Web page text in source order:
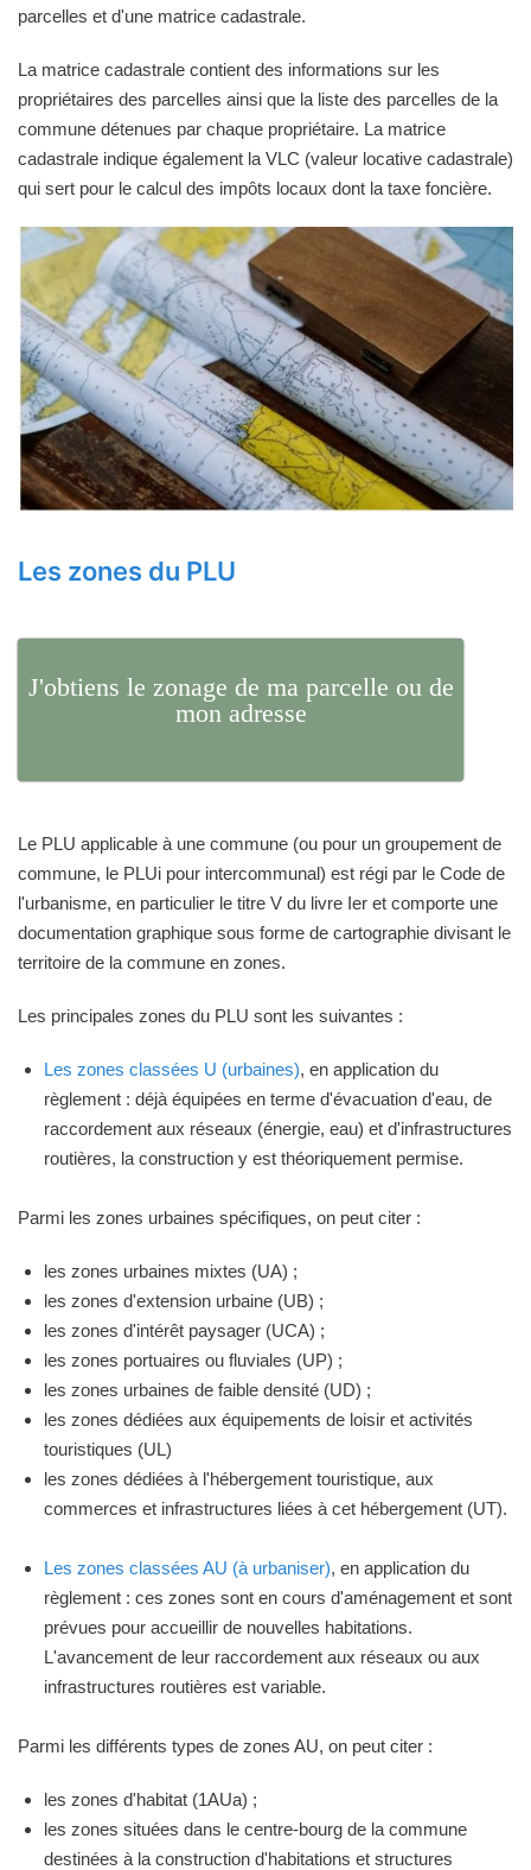
parcelles et d'une matrice cadastrale.
La matrice cadastrale contient des informations sur les
propriétaires des parcelles ainsi que la liste des parcelles de la
commune détenues par chaque propriétaire. La matrice
cadastrale indique également la VLC (valeur locative cadastrale)
qui sert pour le calcul des impôts locaux dont la taxe foncière.
Les zones du PLU
J'obtiens le zonage de ma parcelle ou de
mon adresse
Le PLU applicable à une commune (ou pour un groupement de
commune, le PLUi pour intercommunal) est régi par le Code de
l'urbanisme, en particulier le titre V du livre Ier et comporte une
documentation graphique sous forme de cartographie divisant le
territoire de la commune en zones.
Les principales zones du PLU sont les suivantes :
Les zones classées U (urbaines), en application du
règlement : déjà équipées en terme d'évacuation d'eau, de
raccordement aux réseaux (énergie, eau) et d'infrastructures
routières, la construction y est théoriquement permise.
Parmi les zones urbaines spécifiques, on peut citer :
les zones urbaines mixtes (UA) ;
les zones d'extension urbaine (UB) ;
les zones d'intérêt paysager (UCA) ;
les zones portuaires ou fluviales (UP) ;
les zones urbaines de faible densité (UD) ;
les zones dédiées aux équipements de loisir et activités
touristiques (UL)
les zones dédiées à l'hébergement touristique, aux
commerces et infrastructures liées à cet hébergement (UT).
Les zones classées AU (à urbaniser), en application du
règlement : ces zones sont en cours d'aménagement et sont
prévues pour accueillir de nouvelles habitations.
L'avancement de leur raccordement aux réseaux ou aux
infrastructures routières est variable.
Parmi les différents types de zones AU, on peut citer :
les zones d'habitat (1AUa) ;
les zones situées dans le centre-bourg de la commune
destinées à la construction d'habitations et structures